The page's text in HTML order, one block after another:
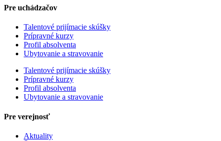
Pre uchádzačov
Talentové prijímacie skúšky
Prípravné kurzy
Profil absolventa
Ubytovanie a stravovanie
Talentové prijímacie skúšky
Prípravné kurzy
Profil absolventa
Ubytovanie a stravovanie
Pre verejnosť
Aktuality